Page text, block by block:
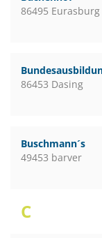
86495 Eurasburg
86453 Dasing
Buschmann´s
49453 barver
C